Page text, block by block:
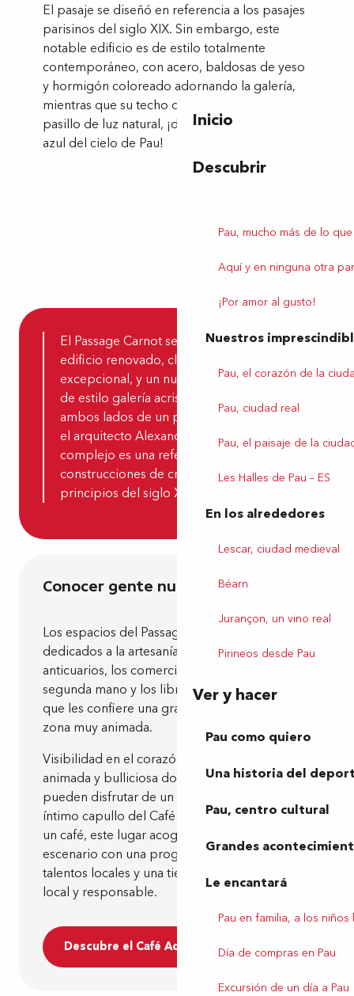
Inicio
Descubrir
Pau, mucho más de lo
Aquí y en ninguna otra
¡Por amor al gusto!
Nuestros
Pau, el corazón de la
Pau, ciudad real
Pau, el paisaje de la
Les Halles de Pau – ES
En los alrededores
Lescar, ciudad medieval
Béarn
Jurançon, un vino real
Pirineos desde Pau
Ver y hacer
Pau como quiero
Una historia del
Pau, centro cultural
Grandes
Le encantará
Pau en familia, a los niños
Día de compras en Pau
Excursión de un día a Pau
El pasaje se diseñó en referencia a los pasajes
parisinos del siglo XIX. Sin embargo, este
notable edificio es de estilo totalmente
contemporáneo, con acero, baldosas de yeso
y hormigón coloreado adornando la galería,
mientras que su techo de cristal inunda el
pasillo de luz natural, ¡dejando entrar el sol y el
azul del cielo de Pau!
El Passage Carnot se compone de un
edificio renovado, clasificado como edificio
excepcional, y un nuevo y moderno edificio
de estilo galería acristalada construido a
ambos lados de un pasadizo. Diseñado por
el arquitecto Alexandre Lacaze, el nuevo
complejo es una referencia a las
construcciones de cristal y acero de
principios del siglo XX.
Conocer gente nueva
Los espacios del Passage Carnot están
dedicados a la artesanía, pero también a los
anticuarios, los comerciantes de artículos de
segunda mano y los libreros de ocasión, lo
que les confiere una gran visibilidad en una
zona muy animada.
Visibilidad en el corazón de una manzana
animada y bulliciosa donde los visitantes
pueden disfrutar de un café o un bocado en el
íntimo capullo del Café Aquiu. Mucho más que
un café, este lugar acogedor es también un
escenario con una programación abierta a los
talentos locales y una tienda de comestibles
local y responsable.
Descubre el Café Aquiu